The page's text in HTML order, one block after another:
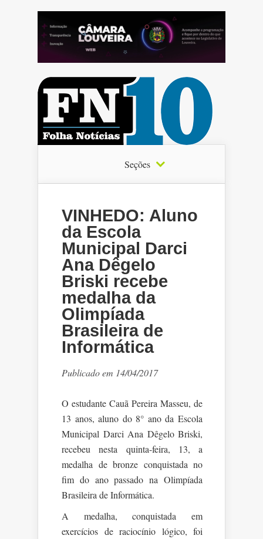
Seções
VINHEDO: Aluno
da Escola
Municipal Darci
Ana Dêgelo
Briski recebe
medalha da
Olimpíada
Brasileira de
Informática
Publicado em 14/04/2017
O estudante Cauã Pereira Masseu, de
13 anos, aluno do 8° ano da Escola
Municipal Darci Ana Dêgelo Briski,
recebeu nesta quinta-feira, 13, a
medalha de bronze conquistada no
fim do ano passado na Olimpíada
Brasileira de Informática.
A medalha, conquistada em
exercícios de raciocínio lógico, foi